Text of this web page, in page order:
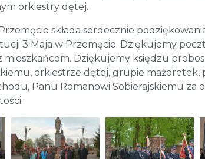
orkiestry dętej.
składa serdecznie
3 Maja w Przemęcie. Dziękujemy
Dziękujemy księdzu
orkiestrze dętej, grupie mażoretek,
Panu Romanowi Sobierajskiemu za